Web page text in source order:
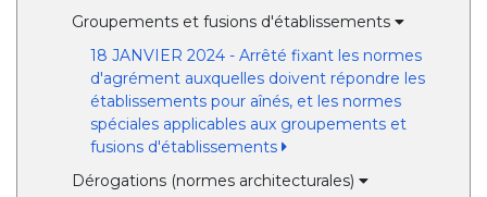
Groupements et fusions d'établissements
18 JANVIER 2024 - Arrêté fixant les normes
d'agrément auxquelles doivent répondre les
établissements pour aînés, et les normes
spéciales applicables aux groupements et
fusions d'établissements
Dérogations (normes architecturales)